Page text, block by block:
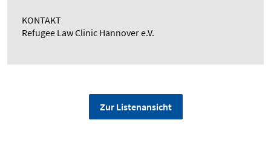
KONTAKT
Refugee Law Clinic Hannover e.V.
Zur Listenansicht